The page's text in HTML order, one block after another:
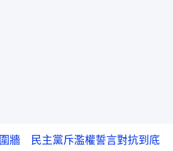
牆 民主黨斥濫權誓言對抗到底